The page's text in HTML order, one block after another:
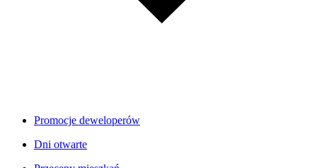
Promocje deweloperów
Dni otwarte